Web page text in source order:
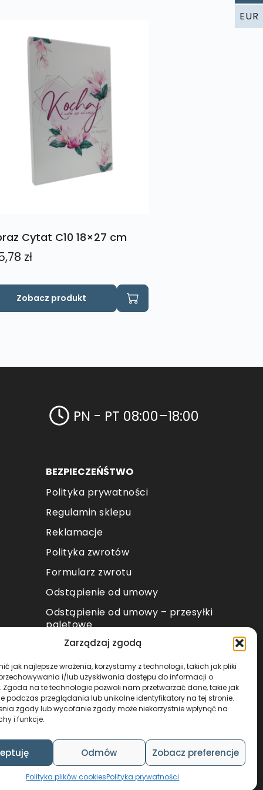
Zarządzaj zgodą
jak najlepsze wrażenia, korzystamy z technologii, takich jak pliki
i/lub uzyskiwania dostępu do informacji o
Zgoda na te technologie pozwoli nam przetwarzać dane, takie jak
podczas przeglądania lub unikalne identyfikatory na tej stronie.
zgody lub wycofanie zgody może niekorzystnie wpłynąć na
i funkcje.
Odmów Zobacz preferencje
Polityka plików cookiesPolityka prywatności
Cytat C10 18×27 cm
zł
Zobacz produkt
PN - PT 08:00–18:00
BEZPIECZEŃŚTWO
Polityka prywatności
Regulamin sklepu
Reklamacje
Polityka zwrotów
Formularz zwrotu
Odstąpienie od umowy
Odstąpienie od umowy – przesyłki
paletowe
METODY PŁATNOŚCI
DESIGN & CODE BYFOXSTUDIO
EUR